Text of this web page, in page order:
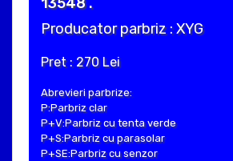
Producator parbriz : XYG
Pret : 270 Lei
Abrevieri parbrize:
P:Parbriz clar
P+V:Parbriz cu tenta verde
P+S:Parbriz cu parasolar
P+SE:Parbriz cu senzor